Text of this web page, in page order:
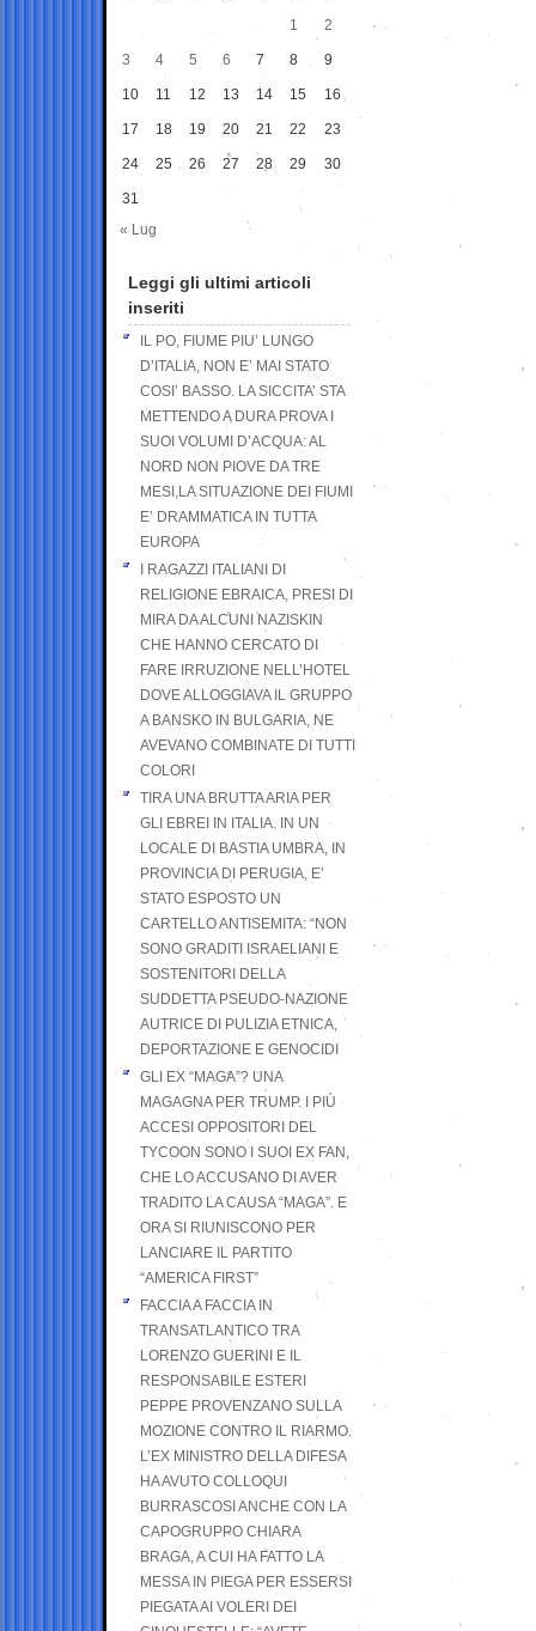
1
2
3 4 5 6 7 8 9
10 11 12 13 14 15 16
17 18 19 20 21 22 23
24 25 26 27 28 29 30
31
« Lug
Leggi gli ultimi articoli
inseriti
IL PO, FIUME PIU’ LUNGO
D’ITALIA, NON E’ MAI STATO
COSI’ BASSO. LA SICCITA’ STA
METTENDO A DURA PROVA I
SUOI VOLUMI D’ACQUA: AL
NORD NON PIOVE DA TRE
MESI,LA SITUAZIONE DEI FIUMI
E’ DRAMMATICA IN TUTTA
EUROPA
I RAGAZZI ITALIANI DI
RELIGIONE EBRAICA, PRESI DI
MIRA DA ALCUNI NAZISKIN
CHE HANNO CERCATO DI
FARE IRRUZIONE NELL’HOTEL
DOVE ALLOGGIAVA IL GRUPPO
A BANSKO IN BULGARIA, NE
AVEVANO COMBINATE DI TUTTI
COLORI
TIRA UNA BRUTTA ARIA PER
GLI EBREI IN ITALIA. IN UN
LOCALE DI BASTIA UMBRA, IN
PROVINCIA DI PERUGIA, E’
STATO ESPOSTO UN
CARTELLO ANTISEMITA: “NON
SONO GRADITI ISRAELIANI E
SOSTENITORI DELLA
SUDDETTA PSEUDO-NAZIONE
AUTRICE DI PULIZIA ETNICA,
DEPORTAZIONE E GENOCIDI
GLI EX “MAGA”? UNA
MAGAGNA PER TRUMP. I PIÙ
ACCESI OPPOSITORI DEL
TYCOON SONO I SUOI EX FAN,
CHE LO ACCUSANO DI AVER
TRADITO LA CAUSA “MAGA”. E
ORA SI RIUNISCONO PER
LANCIARE IL PARTITO
“AMERICA FIRST”
FACCIA A FACCIA IN
TRANSATLANTICO TRA
LORENZO GUERINI E IL
RESPONSABILE ESTERI
PEPPE PROVENZANO SULLA
MOZIONE CONTRO IL RIARMO.
L’EX MINISTRO DELLA DIFESA
HA AVUTO COLLOQUI
BURRASCOSI ANCHE CON LA
CAPOGRUPPO CHIARA
BRAGA, A CUI HA FATTO LA
MESSA IN PIEGA PER ESSERSI
PIEGATA AI VOLERI DEI